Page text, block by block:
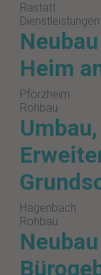
Rastatt
Dienstleistungen
Heim
Pforzheim
Rohbau
Hagenbach
Rohbau